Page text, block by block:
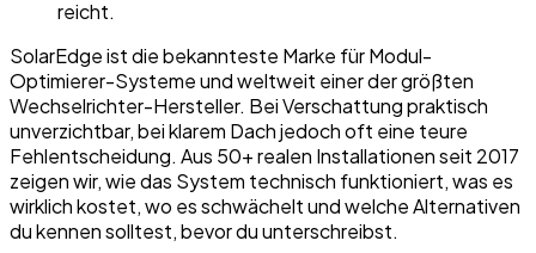
reicht.
SolarEdge ist die bekannteste Marke für Modul-
Optimierer-Systeme und weltweit einer der größten
Wechselrichter-Hersteller. Bei Verschattung praktisch
unverzichtbar, bei klarem Dach jedoch oft eine teure
Fehlentscheidung. Aus 50+ realen Installationen seit 2017
zeigen wir, wie das System technisch funktioniert, was es
wirklich kostet, wo es schwächelt und welche Alternativen
du kennen solltest, bevor du unterschreibst.